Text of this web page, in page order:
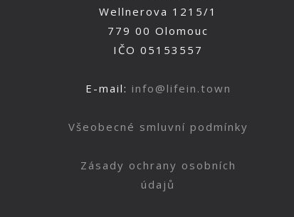
Wellnerova 1215/1
779 00 Olomouc
IČO 05153557
E-mail: info@lifein.town
Všeobecné smluvní podmínky
Zásady ochrany osobních
údajů